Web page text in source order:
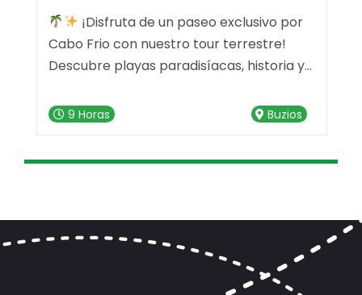
¡Disfruta de un paseo exclusivo por
Cabo Frio con nuestro tour terrestre!
Descubre playas paradisíacas, historia y
9 Horas Buzios